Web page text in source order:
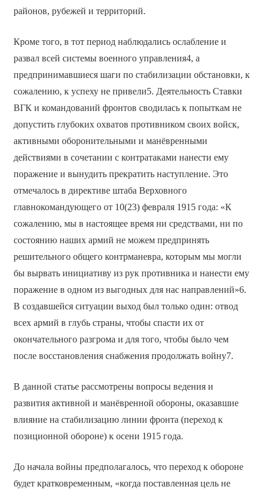
районов, рубежей и территорий.
Кроме того, в тот период наблюдались ослабление и
развал всей системы военного управления4, а
предпринимавшиеся шаги по стабилизации обстановки, к
сожалению, к успеху не привели5. Деятельность Ставки
ВГК и командований фронтов сводилась к попыткам не
допустить глубоких охватов противником своих войск,
активными оборонительными и манёвренными
действиями в сочетании с контратаками нанести ему
поражение и вынудить прекратить наступление. Это
отмечалось в директиве штаба Верховного
главнокомандующего от 10(23) февраля 1915 года: «К
сожалению, мы в настоящее время ни средствами, ни по
состоянию наших армий не можем предпринять
решительного общего контрманевра, которым мы могли
бы вырвать инициативу из рук противника и нанести ему
поражение в одном из выгодных для нас направлений»6.
В создавшейся ситуации выход был только один: отвод
всех армий в глубь страны, чтобы спасти их от
окончательного разгрома и для того, чтобы было чем
после восстановления снабжения продолжать войну7.
В данной статье рассмотрены вопросы ведения и
развития активной и манёвренной обороны, оказавшие
влияние на стабилизацию линии фронта (переход к
позиционной обороне) к осени 1915 года.
До начала войны предполагалось, что переход к обороне
будет кратковременным, «когда поставленная цель не